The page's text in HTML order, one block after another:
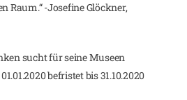
Raum.“ -Josefine Glöckner,
sucht für seine Museen
befristet bis 31.10.2020